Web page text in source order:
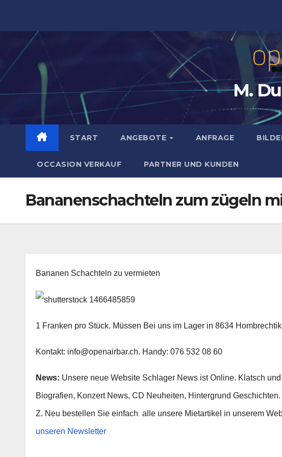
M.
START ANGEBOTE ANFRAGE
OCCASION VERKAUF PARTNER UND KUNDEN
Bananenschachteln zum zügeln
Bananen Schachteln zu vermieten
1 Franken pro Stück. Müssen Bei uns im Lager in 8634
Kontakt: info@openairbar.ch. Handy: 076 532 08 60
News: Unsere neue Website Schlager News ist Online. Klatsch
Biografien, Konzert News, CD Neuheiten, Hintergrund
Z. Neu bestellen Sie einfach alle unsere Mietartikel in unserem
unseren Newsletter